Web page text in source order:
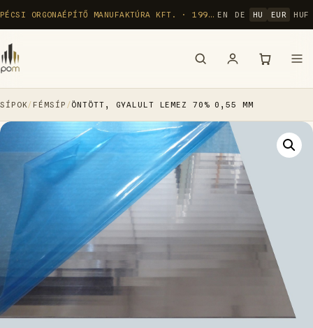
Ugrás
tartalomra
PÉCSI ORGONAÉPÍTŐ MANUFAKTÚRA KFT. · 1992 ÓTA EN DE HU EUR HUF
SÍPOK/ FÉMSÍP /ÖNTÖTT, GYALULT LEMEZ 70% 0,55 MM